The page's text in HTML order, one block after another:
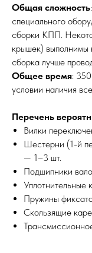
Общая сложность
специального
сборки КПП.
крышек) выполнимы
сборка лучше
Общее время:
условии наличия
Перечень
Вилки
Шестерни (1-й
— 1–3 шт.
Подшипники
Уплотнительные
Пружины
Скользящие